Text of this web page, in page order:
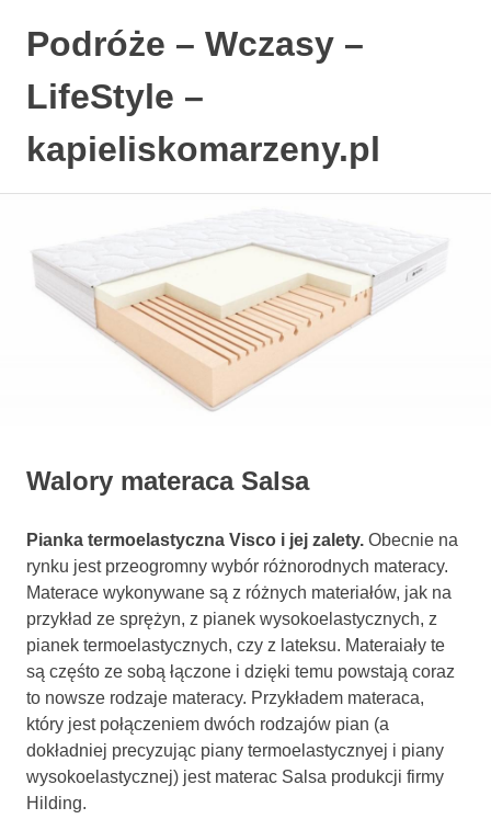
content
Podróże – Wczasy –
LifeStyle –
kapieliskomarzeny.pl
Walory materaca Salsa
Pianka termoelastyczna Visco i jej zalety. Obecnie na
rynku jest przeogromny wybór różnorodnych materacy.
Materace wykonywane są z różnych materiałów, jak na
przykład ze sprężyn, z pianek wysokoelastycznych, z
pianek termoelastycznych, czy z lateksu. Materaiały te
są częśto ze sobą łączone i dzięki temu powstają coraz
to nowsze rodzaje materacy. Przykładem materaca,
który jest połączeniem dwóch rodzajów pian (a
dokładniej precyzując piany termoelastycznyej i piany
wysokoelastycznej) jest materac Salsa produkcji firmy
Hilding.